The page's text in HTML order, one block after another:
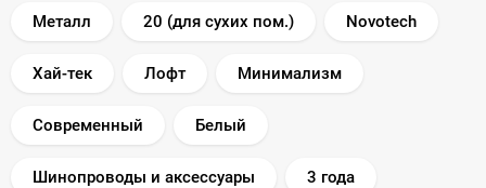
Металл 20 (для сухих пом.) Novotech
Хай-тек Лофт Минимализм
Современный Белый
Шинопроводы и аксессуары 3 года